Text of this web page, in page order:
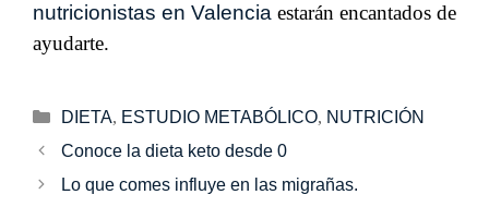
nutricionistas en Valencia estarán encantados de
ayudarte.
DIETA, ESTUDIO METABÓLICO, NUTRICIÓN
Conoce la dieta keto desde 0
Lo que comes influye en las migrañas.